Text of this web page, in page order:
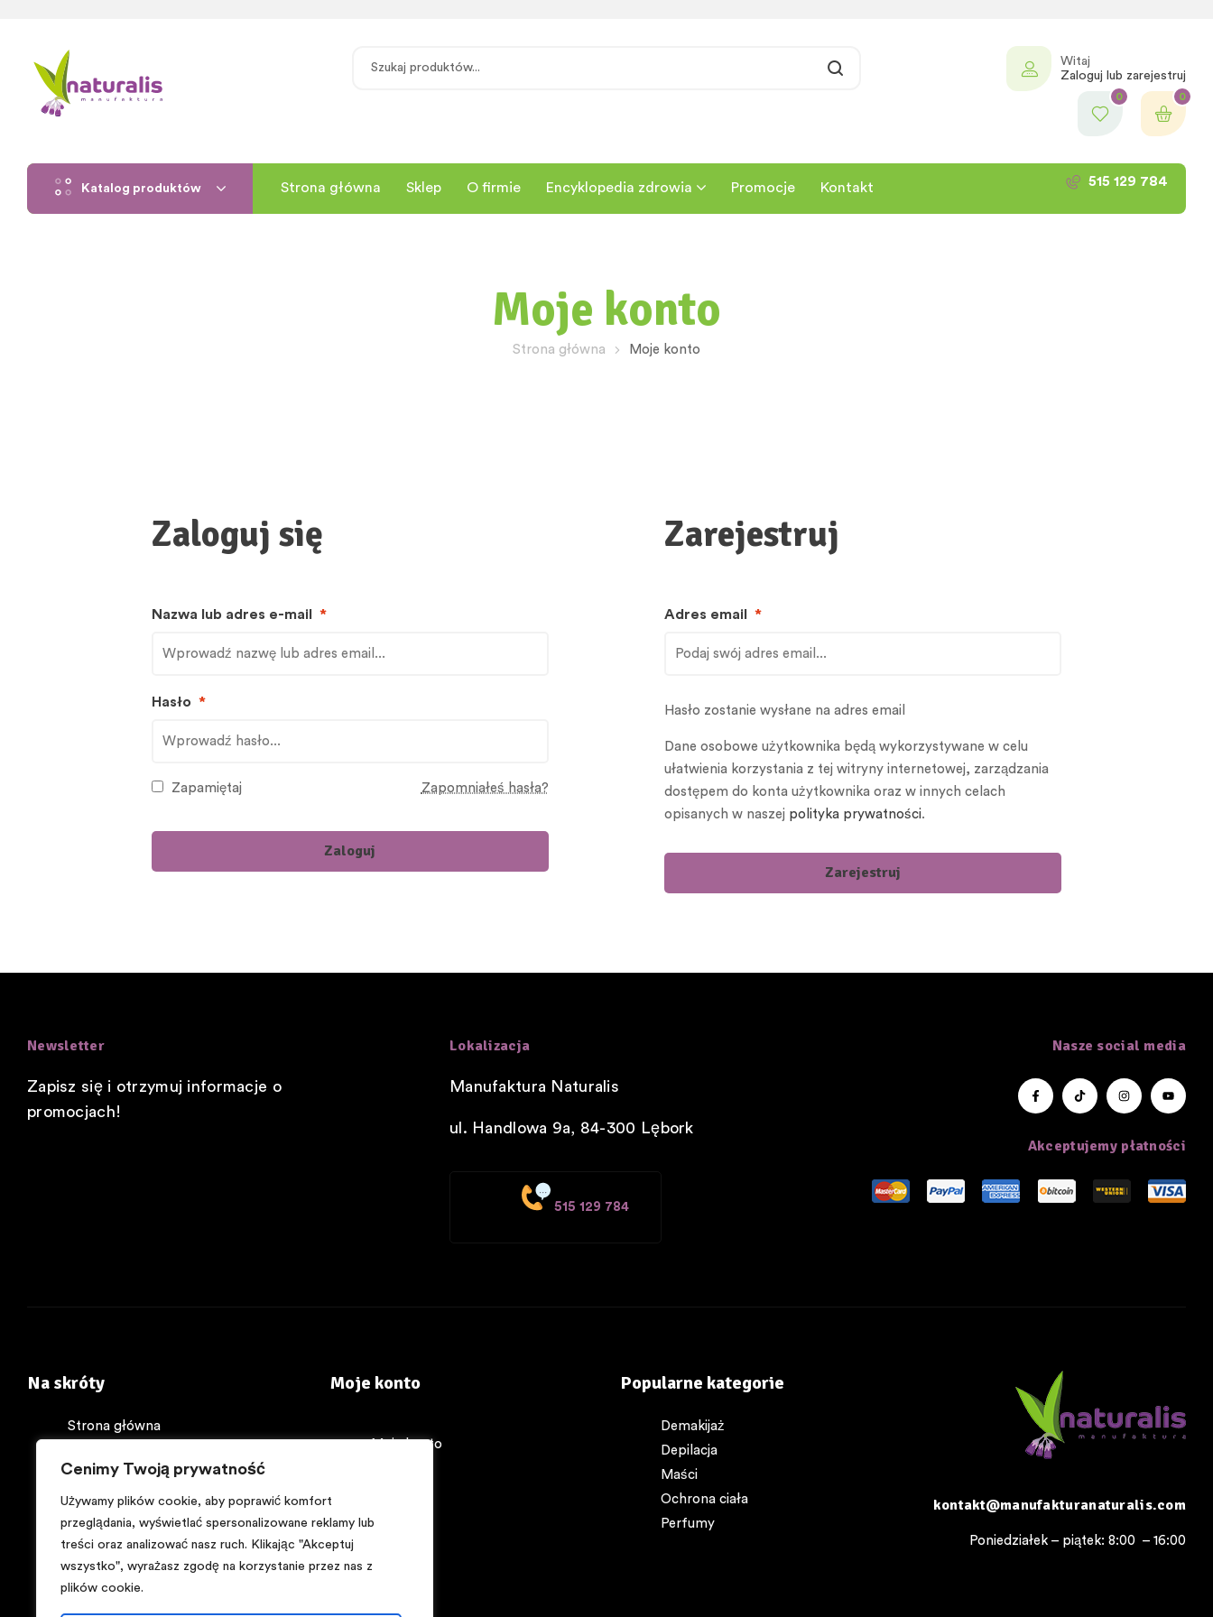
Cenimy Twoją prywatność
Używamy plików cookie, aby poprawić komfort
przeglądania, wyświetlać spersonalizowane reklamy lub
treści oraz analizować nasz ruch. Klikając "Akceptuj
wszystko", wyrażasz zgodę na korzystanie przez nas z
plików cookie.
Witaj
Zaloguj lub zarejestruj
0 0
Katalog produktów Strona główna Sklep O firmie Encyklopedia zdrowia Promocje Kontakt 515 129 784
Moje konto
Strona główna Moje konto
Zaloguj się
Nazwa lub adres e-mail *
Hasło *
Zapamiętaj Zapomniałeś hasła?
Zaloguj
Zarejestruj
Adres email*
Hasło zostanie wysłane na adres email
Dane osobowe użytkownika będą wykorzystywane w celu
ułatwienia korzystania z tej witryny internetowej, zarządzania
dostępem do konta użytkownika oraz w innych celach
opisanych w naszej polityka prywatności.
Zarejestruj
Newsletter
Zapisz się i otrzymuj informacje o
promocjach!
Lokalizacja
Manufaktura Naturalis
ul. Handlowa 9a, 84-300 Lębork
515 129 784
Nasze social media
Akceptujemy płatności
Na skróty
Strona główna
O nas
My w mediach
Encyklopedia zdrowia
Kontakt
Regulamin
Moje konto
Moje konto
Sklep
Popularne kategorie
Demakijaż
Depilacja
Maści
Ochrona ciała
Perfumy
kontakt@manufakturanaturalis.com
Poniedziałek – piątek: 8:00 – 16:00